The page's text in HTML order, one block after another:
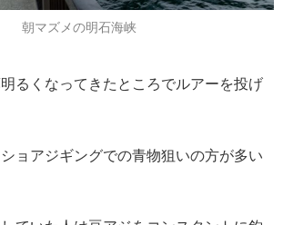
朝マズメの明石海峡
るくなってきたところでルアーを投げ
ョアジギングでの青物狙いの方が多い